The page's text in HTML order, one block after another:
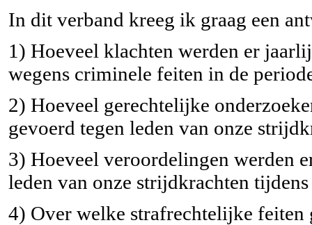
In dit verband kreeg ik graag een
1) Hoeveel klachten werden er
wegens criminele feiten in de
2) Hoeveel gerechtelijke
gevoerd tegen leden van onze
3) Hoeveel veroordelingen werden
leden van onze strijdkrachten
4) Over welke strafrechtelijke feiten